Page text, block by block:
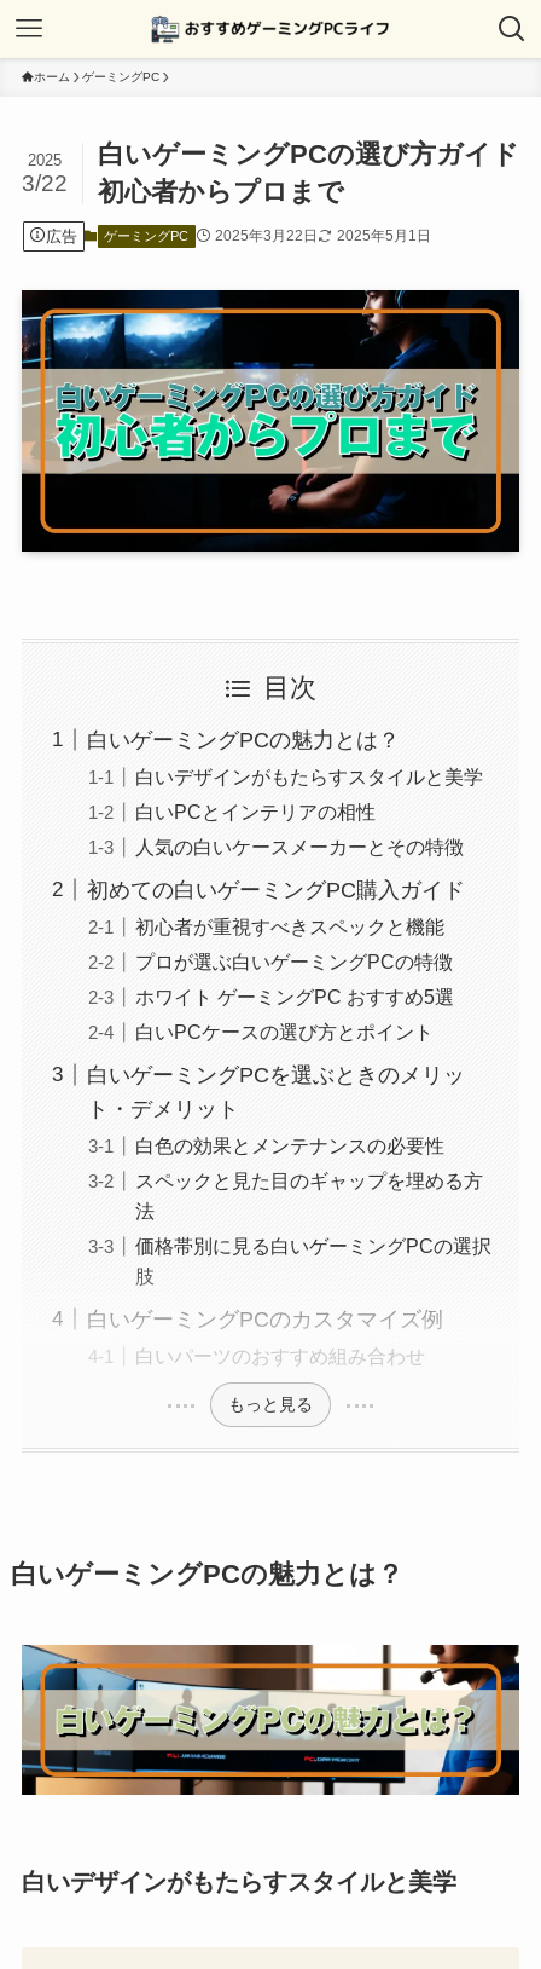
ホーム ゲーミングPC
白いゲーミングPCの選び方ガイド
初心者からプロまで
2025
3/22
広告 ゲーミングPC 2025年3月22日 2025年5月1日
目次
白いゲーミングPCの魅力とは？
白いデザインがもたらすスタイルと美学
白いPCとインテリアの相性
人気の白いケースメーカーとその特徴
初めての白いゲーミングPC購入ガイド
初心者が重視すべきスペックと機能
プロが選ぶ白いゲーミングPCの特徴
ホワイト ゲーミングPC おすすめ5選
白いPCケースの選び方とポイント
白いゲーミングPCを選ぶときのメリッ
ト・デメリット
白色の効果とメンテナンスの必要性
スペックと見た目のギャップを埋める方
法
価格帯別に見る白いゲーミングPCの選択
肢
白いゲーミングPCのカスタマイズ例
白いパーツのおすすめ組み合わせ
もっと見る
白いゲーミングPCの魅力とは？
白いデザインがもたらすスタイルと美学